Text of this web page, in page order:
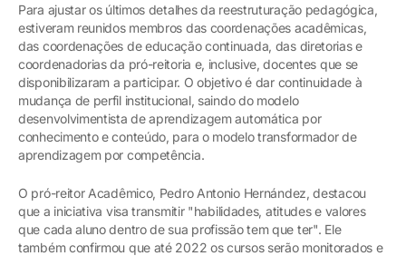
Para ajustar os últimos detalhes da reestruturação pedagógica,
estiveram reunidos membros das coordenações acadêmicas,
das coordenações de educação continuada, das diretorias e
coordenadorias da pró-reitoria e, inclusive, docentes que se
disponibilizaram a participar. O objetivo é dar continuidade à
mudança de perfil institucional, saindo do modelo
desenvolvimentista de aprendizagem automática por
conhecimento e conteúdo, para o modelo transformador de
aprendizagem por competência.
O pró-reitor Acadêmico, Pedro Antonio Hernández, destacou
que a iniciativa visa transmitir "habilidades, atitudes e valores
que cada aluno dentro de sua profissão tem que ter". Ele
também confirmou que até 2022 os cursos serão monitorados e